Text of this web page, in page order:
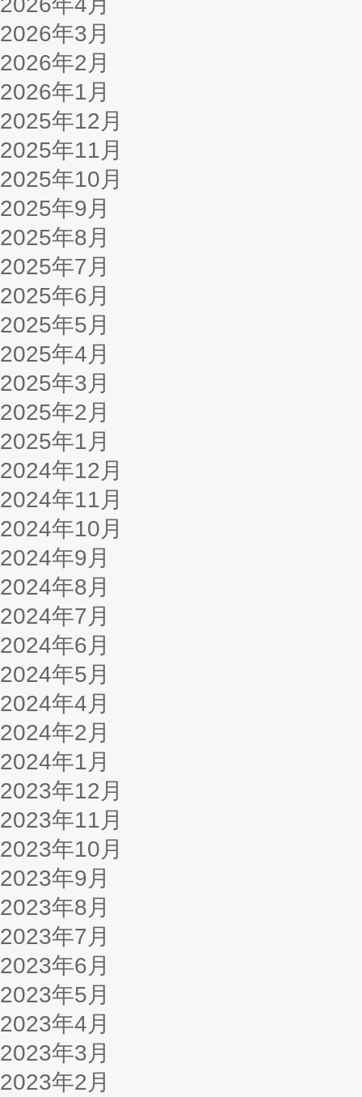
2026年3月
2026年2月
2026年1月
2025年12月
2025年11月
2025年10月
2025年9月
2025年8月
2025年7月
2025年6月
2025年5月
2025年4月
2025年3月
2025年2月
2025年1月
2024年12月
2024年11月
2024年10月
2024年9月
2024年8月
2024年7月
2024年6月
2024年5月
2024年4月
2024年2月
2024年1月
2023年12月
2023年11月
2023年10月
2023年9月
2023年8月
2023年7月
2023年6月
2023年5月
2023年4月
2023年3月
2023年2月